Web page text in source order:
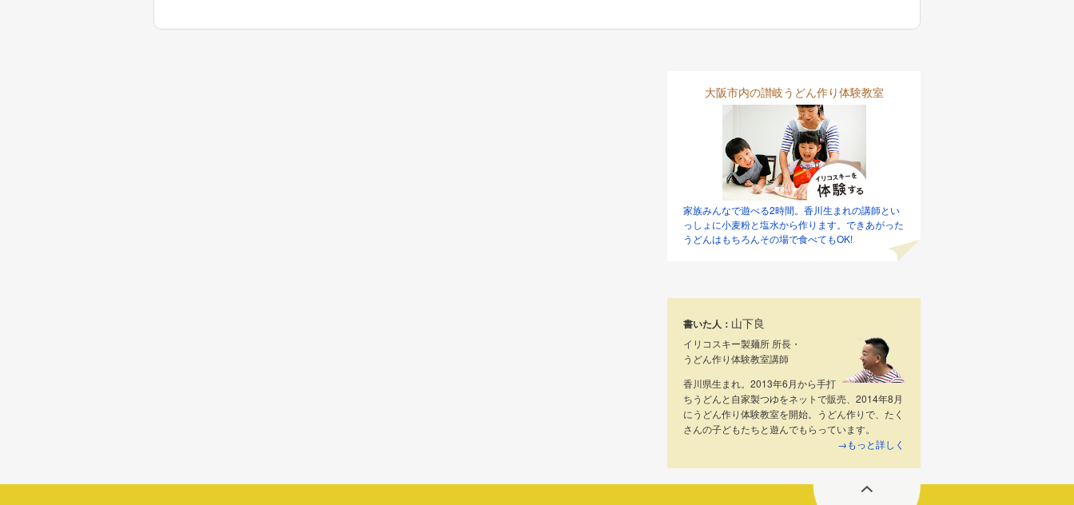
大阪市内の讃岐うどん作り体験教室
家族みんなで遊べる2時間。香川生まれの講師とい
っしょに小麦粉と塩水から作ります。できあがった
うどんはもちろんその場で食べてもOK!
書いた人： 山下良
イリコスキー製麺所 所長・
うどん作り体験教室講師
香川県生まれ。2013年6月から手打
ちうどんと自家製つゆをネットで販売、2014年8月
にうどん作り体験教室を開始。うどん作りで、たく
さんの子どもたちと遊んでもらっています。
→もっと詳しく